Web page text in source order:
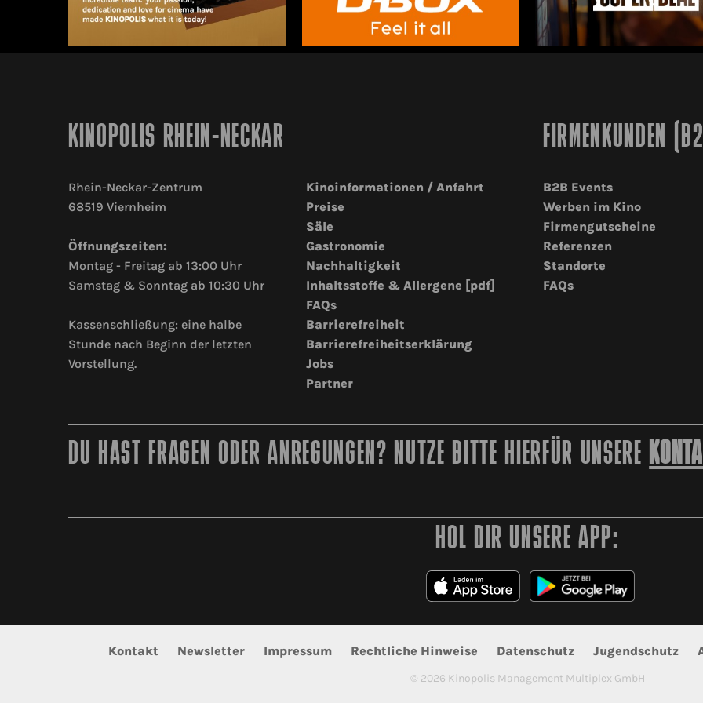
KINOPOLIS RHEIN-NECKAR
Rhein-Neckar-Zentrum
68519 Viernheim
Öffnungszeiten:
Montag - Freitag ab 13:00 Uhr
Samstag & Sonntag ab 10:30 Uhr
Kassenschließung: eine halbe
Stunde nach Beginn der letzten
Vorstellung.
Kinoinformationen / Anfahrt
Preise
Säle
Gastronomie
Nachhaltigkeit
Inhaltsstoffe & Allergene [pdf]
FAQs
Barrierefreiheit
Barrierefreiheitserklärung
Jobs
Partner
FIRMENKUNDEN
B2B Events
Werben im Kino
Firmengutscheine
Referenzen
Standorte
FAQs
DU HAST FRAGEN ODER ANREGUNGEN? NUTZE BITTE HIERFÜR UNSERE
HOL DIR UNSERE APP:
Kontakt Newsletter Impressum Rechtliche Hinweise Datenschutz Jugendschutz
© 2026 Kinopolis Management Multiplex GmbH